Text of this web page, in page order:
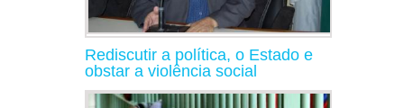
Rediscutir a política, o Estado e
obstar a violência social